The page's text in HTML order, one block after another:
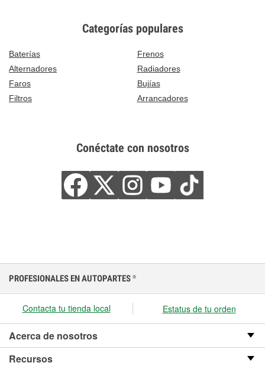
Categorías populares
Baterías
Frenos
Alternadores
Radiadores
Faros
Bujías
Filtros
Arrancadores
Conéctate con nosotros
PROFESIONALES EN AUTOPARTES ®
Contacta tu tienda local Estatus de tu orden
Acerca de nosotros
Recursos